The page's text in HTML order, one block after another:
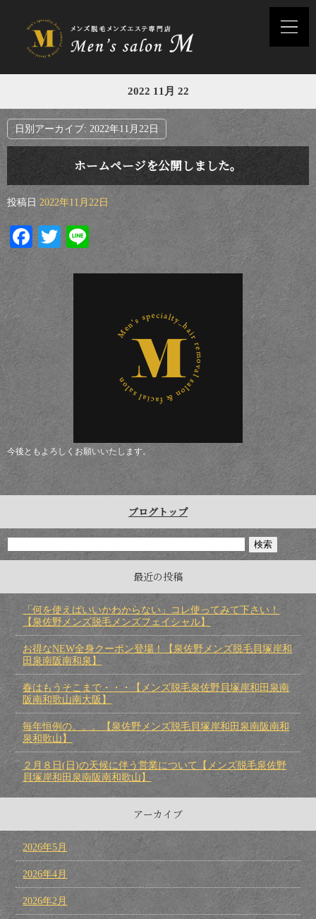
2022 11月 22
日別アーカイブ: 2022年11月22日
ホームページを公開しました。
投稿日 2022年11月22日
Facebook
Twitter
Line
今後ともよろしくお願いいたします。
ブログトップ
最近の投稿
「何を使えばいいかわからない」コレ使ってみて下さい！
【泉佐野メンズ脱毛メンズフェイシャル】
お得なNEW全身クーポン登場！【泉佐野メンズ脱毛貝塚岸和
田泉南阪南和泉】
春はもうそこまで・・・【メンズ脱毛泉佐野貝塚岸和田泉南
阪南和歌山南大阪】
毎年恒例の。。。【泉佐野メンズ脱毛貝塚岸和田泉南阪南和
泉和歌山】
２月８日(日)の天候に伴う営業について【メンズ脱毛泉佐野
貝塚岸和田泉南阪南和歌山】
アーカイブ
2026年5月
2026年4月
2026年2月